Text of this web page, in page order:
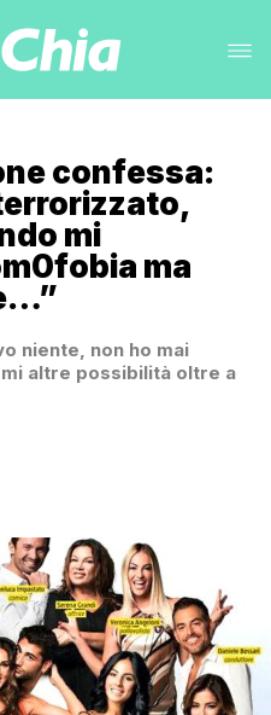
confessa:
mi
ma
niente, non ho mai
altre possibilità oltre a